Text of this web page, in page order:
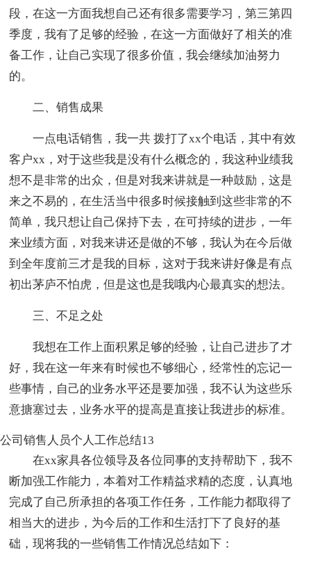
段，在这一方面我想自己还有很多需要学习，第三第四
季度，我有了足够的经验，在这一方面做好了相关的准
备工作，让自己实现了很多价值，我会继续加油努力
的。
二、销售成果
一点电话销售，我一共 拨打了xx个电话，其中有效
客户xx，对于这些我是没有什么概念的，我这种业绩我
想不是非常的出众，但是对我来讲就是一种鼓励，这是
来之不易的，在生活当中很多时候接触到这些非常的不
简单，我只想让自己保持下去，在可持续的进步，一年
来业绩方面，对我来讲还是做的不够，我认为在今后做
到全年度前三才是我的目标，这对于我来讲好像是有点
初出茅庐不怕虎，但是这也是我哦内心最真实的想法。
三、不足之处
我想在工作上面积累足够的经验，让自己进步了才
好，我在这一年来有时候也不够细心，经常性的忘记一
些事情，自己的业务水平还是要加强，我不认为这些乐
意搪塞过去，业务水平的提高是直接让我进步的标准。
公司销售人员个人工作总结13
在xx家具各位领导及各位同事的支持帮助下，我不
断加强工作能力，本着对工作精益求精的态度，认真地
完成了自己所承担的各项工作任务，工作能力都取得了
相当大的进步，为今后的工作和生活打下了良好的基
础，现将我的一些销售工作情况总结如下：